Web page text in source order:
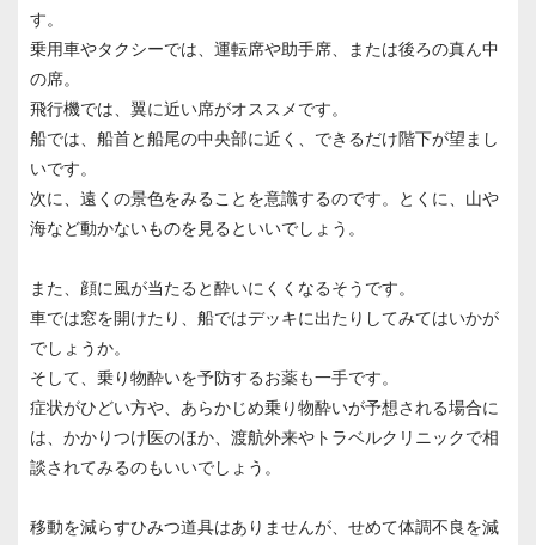
す。
乗用車やタクシーでは、運転席や助手席、または後ろの真ん中
の席。
飛行機では、翼に近い席がオススメです。
船では、船首と船尾の中央部に近く、できるだけ階下が望まし
いです。
次に、遠くの景色をみることを意識するのです。とくに、山や
海など動かないものを見るといいでしょう。
また、顔に風が当たると酔いにくくなるそうです。
車では窓を開けたり、船ではデッキに出たりしてみてはいかが
でしょうか。
そして、乗り物酔いを予防するお薬も一手です。
症状がひどい方や、あらかじめ乗り物酔いが予想される場合に
は、かかりつけ医のほか、渡航外来やトラベルクリニックで相
談されてみるのもいいでしょう。
移動を減らすひみつ道具はありませんが、せめて体調不良を減